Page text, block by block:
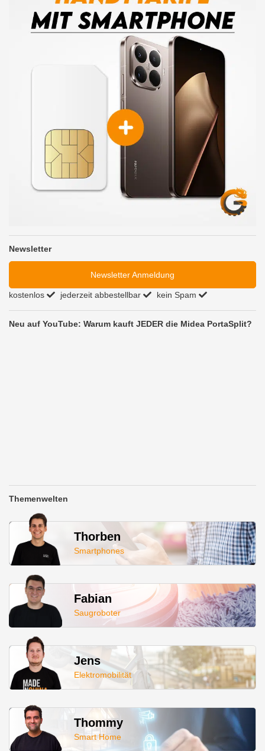
Newsletter
Newsletter Anmeldung
kostenlos jederzeit abbestellbar kein Spam
Neu auf YouTube: Warum kauft JEDER die Midea PortaSplit?
Themenwelten
Thorben
Smartphones
Fabian
Saugroboter
Jens
Elektromobilität
Thommy
Smart Home